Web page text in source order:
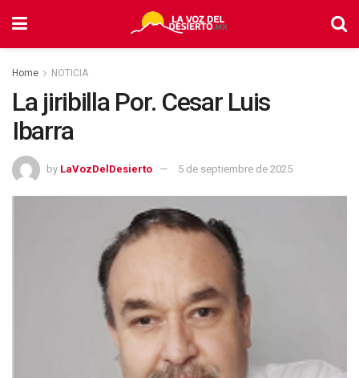
Home NOTICIA
La jiribilla Por. Cesar Luis
Ibarra
by LaVozDelDesierto 5 de septiembre de 2025